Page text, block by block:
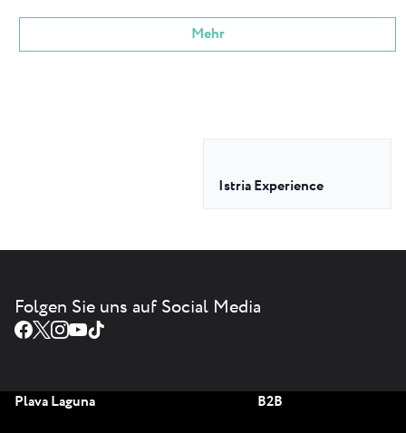
Mehr
Istria Experience
Folgen Sie uns auf Social Media
Plava Laguna B2B